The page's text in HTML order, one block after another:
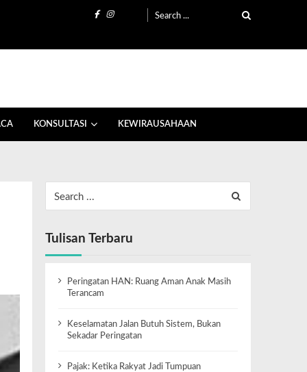
KONSULTASI KEWIRAUSAHAAN
Tulisan Terbaru
Peringatan HAN: Ruang Aman Anak Masih
Terancam
Keselamatan Jalan Butuh Sistem, Bukan
Sekadar Peringatan
Pajak: Ketika Rakyat Jadi Tumpuan